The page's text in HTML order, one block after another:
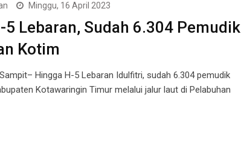
Minggu, 16 April 2023
5 Lebaran, Sudah 6.304 Pemudik
Kotim
Sampit– Hingga H-5 Lebaran Idulfitri, sudah 6.304 pemudik
Kotawaringin Timur melalui jalur laut di Pelabuhan